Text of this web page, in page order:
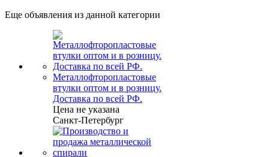
Еще объявления из данной категории
Металлофторопластовые
втулки оптом и в розницу.
Доставка по всей РФ.
Цена не указана
Санкт-Петербург